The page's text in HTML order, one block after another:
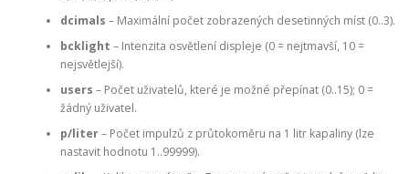
dcimals – Maximální počet zobrazených desetinných míst (0..3).
bcklight – Intenzita osvětlení displeje (0 = nejtmavší, 10 =
nejsvětlejší).
users – Počet uživatelů, které je možné přepínat (0..15); 0 =
žádný uživatel.
p/liter– Počet impulzů z průtokoměru na 1 litr kapaliny (lze
nastavit hodnotu 1..99999).